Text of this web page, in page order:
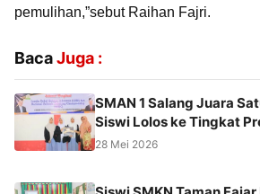
pemulihan,”sebut Raihan Fajri.
BacaJuga :
SMAN 1 Salang Juara
Siswi Lolos ke Tingkat
28 Mei 2026